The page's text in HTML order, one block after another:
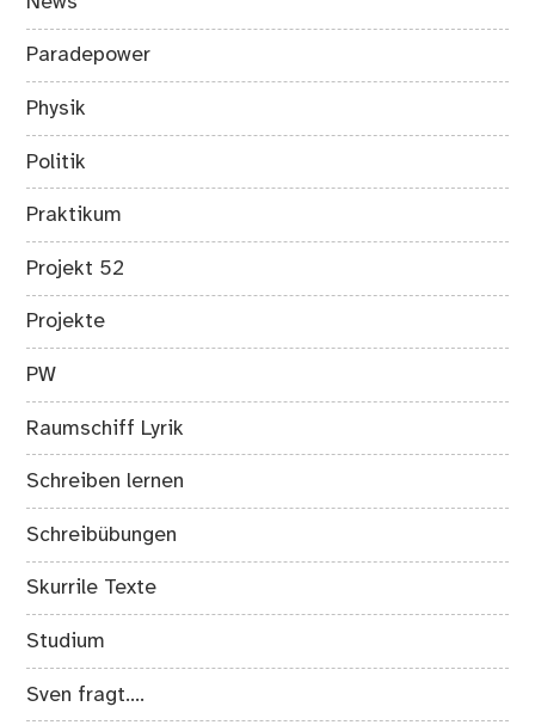
Paradepower
Physik
Politik
Praktikum
Projekt 52
Projekte
PW
Raumschiff Lyrik
Schreiben lernen
Schreibübungen
Skurrile Texte
Studium
Sven fragt….